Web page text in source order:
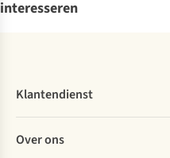
interesseren
Klantendienst
Bestellen
Over ons